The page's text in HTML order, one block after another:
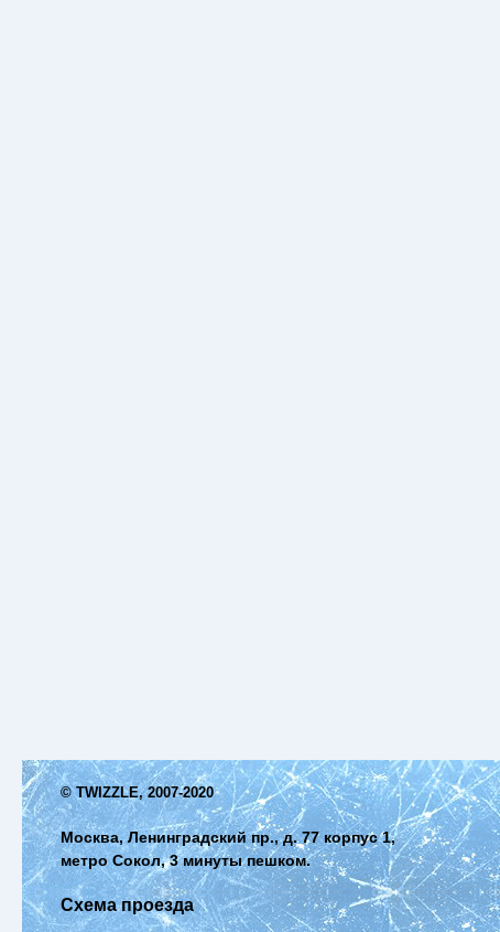
© TWIZZLE, 2007-2020
Москва, Ленинградский пр., д. 77 корпус 1,
метро Сокол, 3 минуты пешком.
Схема проезда